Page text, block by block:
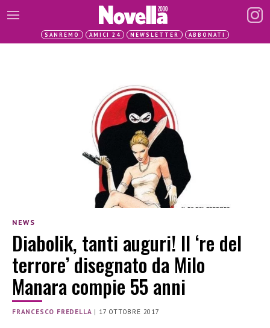
SANREMO AMICI 24 NEWSLETTER ABBONATI
NEWS
Diabolik, tanti auguri! Il ‘re del
terrore’ disegnato da Milo
Manara compie 55 anni
FRANCESCO FREDELLA | 17 OTTOBRE 2017